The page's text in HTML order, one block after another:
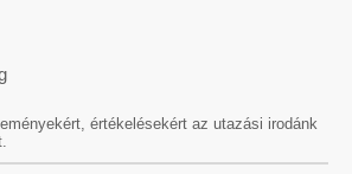
értékelésekért az utazási irodánk